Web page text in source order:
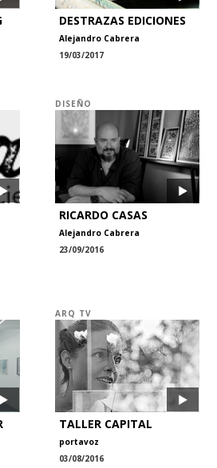
DESTRAZAS EDICIONES
Alejandro Cabrera
19/03/2017
DISEÑO
RICARDO CASAS
Alejandro Cabrera
23/09/2016
ARQ TV
TALLER CAPITAL
portavoz
03/08/2016